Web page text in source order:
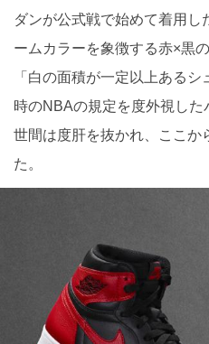
ダンが公式戦で始めて着用
ームカラーを象徴する赤×黒
「白の面積が一定以上ある
時のNBAの規定を度外視し
世間は度肝を抜かれ、ここか
た。